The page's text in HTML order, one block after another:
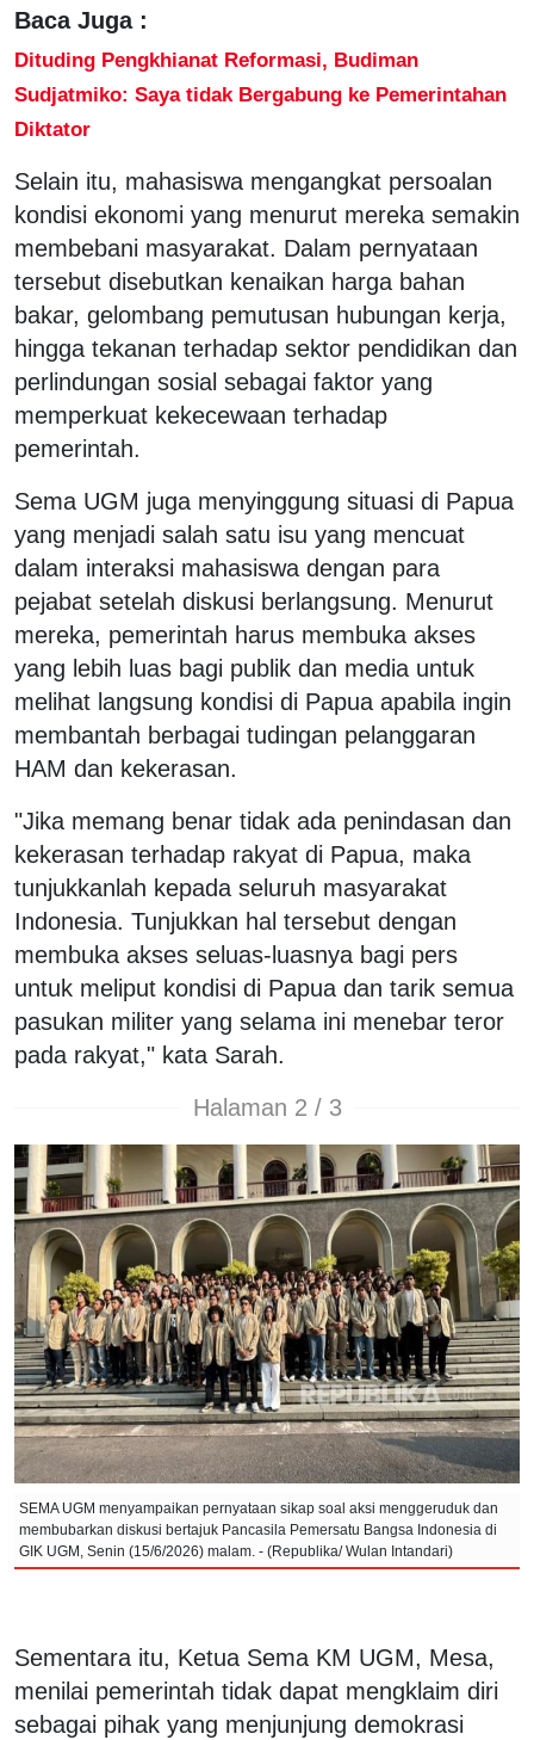
Baca Juga :
Dituding Pengkhianat Reformasi, Budiman
Sudjatmiko: Saya tidak Bergabung ke Pemerintahan
Diktator
Selain itu, mahasiswa mengangkat persoalan
kondisi ekonomi yang menurut mereka semakin
membebani masyarakat. Dalam pernyataan
tersebut disebutkan kenaikan harga bahan
bakar, gelombang pemutusan hubungan kerja,
hingga tekanan terhadap sektor pendidikan dan
perlindungan sosial sebagai faktor yang
memperkuat kekecewaan terhadap
pemerintah.
Sema UGM juga menyinggung situasi di Papua
yang menjadi salah satu isu yang mencuat
dalam interaksi mahasiswa dengan para
pejabat setelah diskusi berlangsung. Menurut
mereka, pemerintah harus membuka akses
yang lebih luas bagi publik dan media untuk
melihat langsung kondisi di Papua apabila ingin
membantah berbagai tudingan pelanggaran
HAM dan kekerasan.
"Jika memang benar tidak ada penindasan dan
kekerasan terhadap rakyat di Papua, maka
tunjukkanlah kepada seluruh masyarakat
Indonesia. Tunjukkan hal tersebut dengan
membuka akses seluas-luasnya bagi pers
untuk meliput kondisi di Papua dan tarik semua
pasukan militer yang selama ini menebar teror
pada rakyat," kata Sarah.
Halaman 2 / 3
SEMA UGM menyampaikan pernyataan sikap soal aksi menggeruduk dan
membubarkan diskusi bertajuk Pancasila Pemersatu Bangsa Indonesia di
GIK UGM, Senin (15/6/2026) malam. - (Republika/ Wulan Intandari)
Sementara itu, Ketua Sema KM UGM, Mesa,
menilai pemerintah tidak dapat mengklaim diri
sebagai pihak yang menjunjung demokrasi